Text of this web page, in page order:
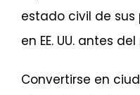
estado civil de sus
en EE. UU. antes
Convertirse en